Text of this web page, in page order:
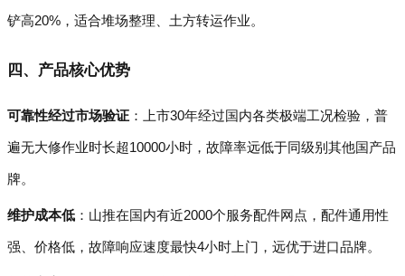
铲高20%，适合堆场整理、土方转运作业。
四、产品核心优势
可靠性经过市场验证 ：上市30年经过国内各类极端工况检验，普
遍无大修作业时长超10000小时，故障率远低于同级别其他国产品
牌。
维护成本低 ：山推在国内有近2000个服务配件网点，配件通用性
强、价格低，故障响应速度最快4小时上门，远优于进口品牌。